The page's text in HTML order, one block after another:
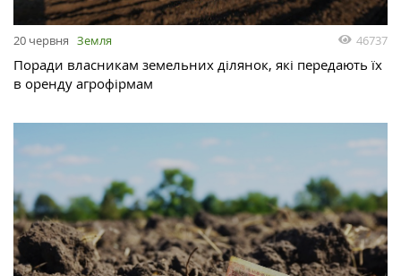
20 червня Земля 46737
Поради власникам земельних ділянок, які передають їх
в оренду агрофірмам